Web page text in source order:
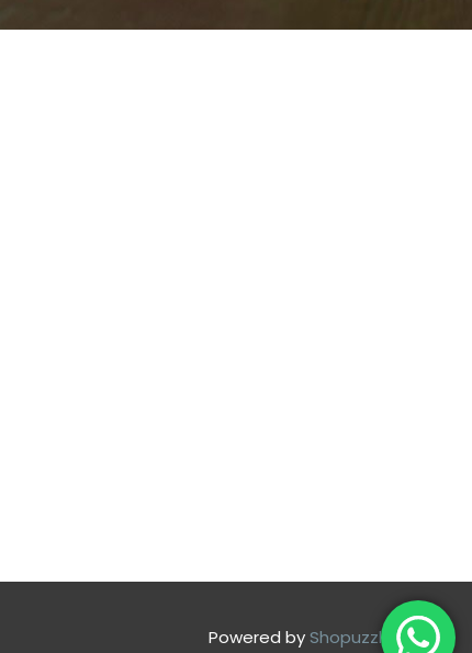
Powered by Shopuzzle